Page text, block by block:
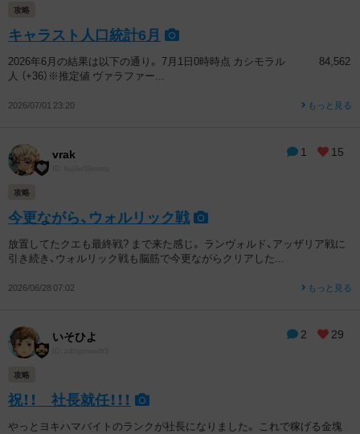
攻略
キャラスト人口統計6月
2026年6月の結果は以下の通り。 7月1日0時時点 カシモラル 84,562
人 （+36）※推定値 ヴァラファー...
2026/07/01 23:20 もっと見る
1 15
vrak
攻略
今更ながら、ウォルリック戦
放置してたクエも最終戦? まで来た感じ。 ランヴォルド、アッザリア戦に
引き続き、ウォルリック戦も脳筋で今更ながらクリアした...
2026/06/28 07:02 もっと見る
2 29
いそひよ
攻略
祝！！ 社長就任！！！
やっとヨキハマバイトのランクが社長になりました。 これで稼げる金塊